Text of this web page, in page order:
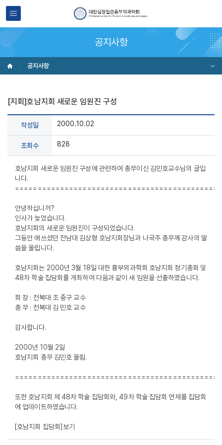
공지사항
공지사항
[지회]호남지회 새로운 임원진 구성
작성일 2000.10.02
조회수 828
호남지회 새로운 임원진 구성에 관련하여 총무이신 김민호교수님의 글입
니다.
안녕하십니까?
인사가 늦었습니다.
호남지회의 새로운 임원진이 구성되었습니다.
그동안 애쓰셨던 전남대 김상형 호남지회장님과 나국주 총무께 감사의 말
씀을 올립니다.
호남지회는 2000년 3월 18일 대한 흉부외과학회 호남지회 정기총회 및
48차 학술 집담회를 개최하여 다음과 같이 새 임원을 선출하였습니다.
회 장 : 전북대 조 중구 교수
총 무 : 전북대 김 민호 교수
감사합니다.
2000년 10월 2일
호남지회 총무 김민호 올림.
또한 호남지회 제 48차 학술 집담회와, 49차 학술 집담회 연제를 집담회
에 업데이트하였습니다.
[호남지회 집담회] 보기